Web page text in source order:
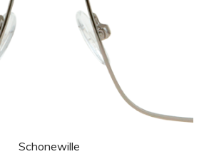
Schonewille